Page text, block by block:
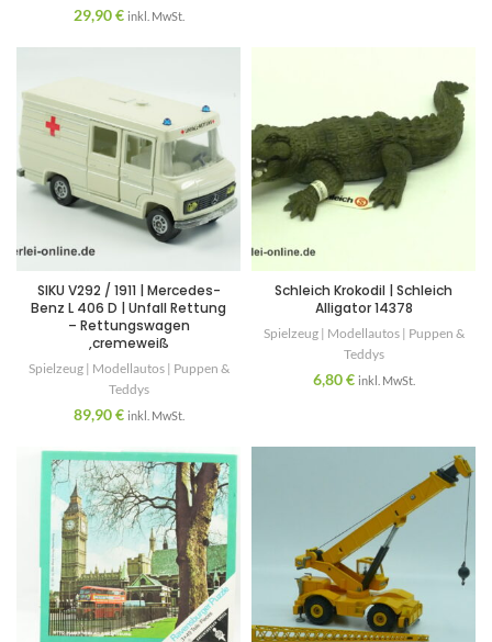
29,90€ inkl. MwSt.
SIKU V292 / 1911 | Mercedes-
Benz L 406 D | Unfall Rettung
– Rettungswagen
,cremeweiß
Spielzeug | Modellautos | Puppen &
Teddys
89,90€ inkl. MwSt.
Schleich Krokodil | Schleich
Alligator 14378
Spielzeug | Modellautos | Puppen &
Teddys
6,80€ inkl. MwSt.